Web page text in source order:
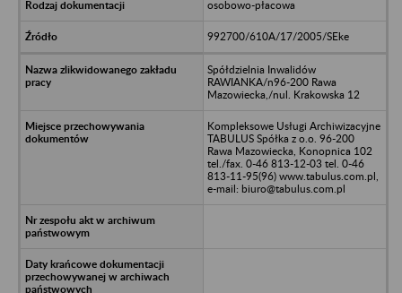
osobowo-płacowa
992700/610A/17/2005/SEke
Spółdzielnia Inwalidów
RAWIANKA/n96-200 Rawa
Mazowiecka,/nul. Krakowska 12
Kompleksowe Usługi Archiwizacyjne
TABULUS Spółka z o.o. 96-200
Rawa Mazowiecka, Konopnica 102
tel./fax. 0-46 813-12-03 tel. 0-46
813-11-95(96) www.tabulus.com.pl,
e-mail: biuro@tabulus.com.pl